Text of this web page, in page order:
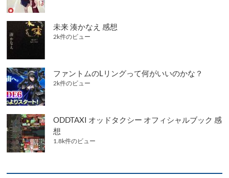
未来 湊かなえ 感想
2k件のビュー
ファントムのLリングって何がいいのかな？
2k件のビュー
ODDTAXI オッドタクシー オフィシャルブック 感
想
1.8k件のビュー